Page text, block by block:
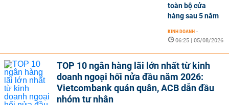
toàn bộ cửa
hàng sau 5 năm
KINH DOANH -
06:25 | 05/08/2026
TOP 10 ngân hàng lãi lớn nhất từ kinh
doanh ngoại hối nửa đầu năm 2026:
Vietcombank quán quân, ACB dẫn đầu
nhóm tư nhân